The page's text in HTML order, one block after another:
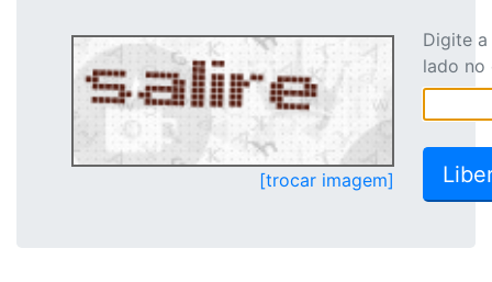
[trocar imagem]
Digite
lado no